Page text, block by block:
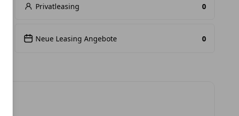
Privatleasing 0
Neue Leasing Angebote 0